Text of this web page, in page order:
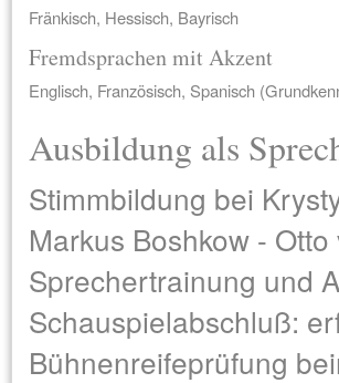
Fränkisch, Hessisch, Bayrisch
Fremdsprachen mit Akzent
Englisch, Französisch, Spanisch
Ausbildung als
Stimmbildung bei
Markus Boshkow -
Sprechertrainung und
Schauspielabschluß:
Bühnenreifeprüfung